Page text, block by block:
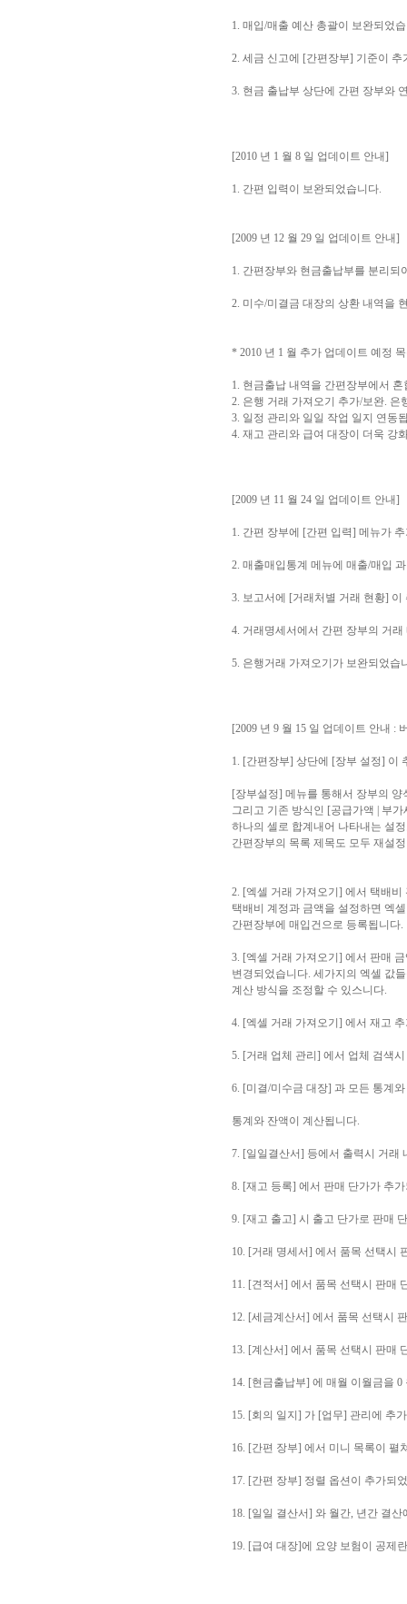
1. 매입/매출 예산 총괄이 보완되었
2. 세금 신고에 [간편장부] 기준이
3. 현금 출납부 상단에 간편 장부와
[2010 년 1 월 8 일 업데이트 안내]
1. 간편 입력이 보완되었습니다.
[2009 년 12 월 29 일 업데이트 안내]
1. 간편장부와 현금출납부를 분리되
2. 미수/미결금 대장의 상환 내역을
* 2010 년 1 월 추가 업데이트 예정
1. 현금출납 내역을 간편장부에서
2. 은행 거래 가져오기 추가/보완.
3. 일정 관리와 일일 작업 일지 연동
4. 재고 관리와 급여 대장이 더욱 강
[2009 년 11 월 24 일 업데이트 안내]
1. 간편 장부에 [간편 입력] 메뉴가
2. 매출매입통계 메뉴에 매출/매입
3. 보고서에 [거래처별 거래 현황] 이
4. 거래명세서에서 간편 장부의 거
5. 은행거래 가져오기가 보완되었습
[2009 년 9 월 15 일 업데이트 안내 :
1. [간편장부] 상단에 [장부 설정] 이
[장부설정] 메뉴를 통해서 장부의
그리고 기존 방식인 [공급가액 | 부
하나의 셀로 합계내어 나타내는 설
간편장부의 목록 제목도 모두 재설
2. [엑셀 거래 가져오기] 에서 택배비
택배비 계정과 금액을 설정하면 엑
간편장부에 매입건으로 등록됩니다.
3. [엑셀 거래 가져오기] 에서 판매
변경되었습니다. 세가지의 엑셀 값
계산 방식을 조정할 수 있스니다.
4. [엑셀 거래 가져오기] 에서 재고
5. [거래 업체 관리] 에서 업체 검색
6. [미결/미수금 대장] 과 모든 통계
통계와 잔액이 계산됩니다.
7. [일일결산서] 등에서 출력시 거래
8. [재고 등록] 에서 판매 단가가 추
9. [재고 출고] 시 출고 단가로 판매
10. [거래 명세서] 에서 품목 선택시
11. [견적서] 에서 품목 선택시 판매
12. [세금계산서] 에서 품목 선택시
13. [계산서] 에서 품목 선택시 판매
14. [현금출납부] 에 매월 이월금을
15. [회의 일지] 가 [업무] 관리에 추
16. [간편 장부] 에서 미니 목록이 펼
17. [간편 장부] 정렬 옵션이 추가되
18. [일일 결산서] 와 월간, 년간 결
19. [급여 대장]에 요양 보험이 공제